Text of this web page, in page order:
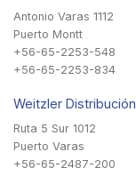
Antonio Varas 1112
Puerto Montt
+56-65-2253-548
+56-65-2253-834
Weitzler Distribución
Ruta 5 Sur 1012
Puerto Varas
+56-65-2487-200